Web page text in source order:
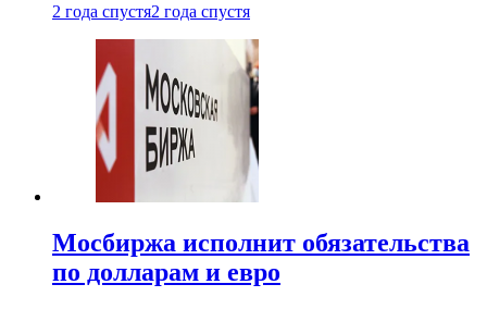
2 года спустя2 года спустя
Мосбиржа исполнит обязательства
по долларам и евро